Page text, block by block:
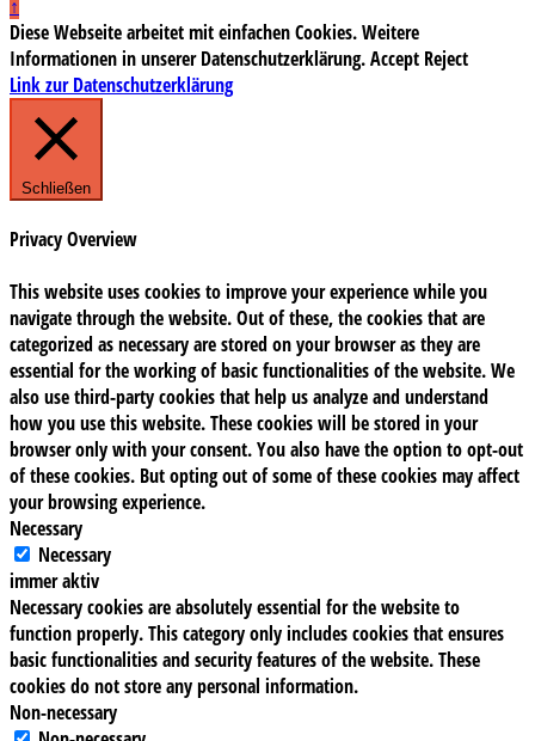
↑
Diese Webseite arbeitet mit einfachen Cookies. Weitere
Informationen in unserer Datenschutzerklärung.Accept Reject
Link zur Datenschutzerklärung
Schließen
Privacy Overview
This website uses cookies to improve your experience while you
navigate through the website. Out of these, the cookies that are
categorized as necessary are stored on your browser as they are
essential for the working of basic functionalities of the website. We
also use third-party cookies that help us analyze and understand
how you use this website. These cookies will be stored in your
browser only with your consent. You also have the option to opt-out
of these cookies. But opting out of some of these cookies may affect
your browsing experience.
Necessary
Necessary
immer aktiv
Necessary cookies are absolutely essential for the website to
function properly. This category only includes cookies that ensures
basic functionalities and security features of the website. These
cookies do not store any personal information.
Non-necessary